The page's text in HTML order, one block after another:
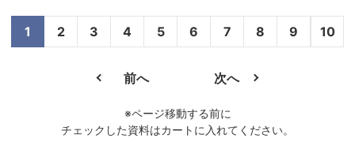
1 2 3 4 5 6 7 8 9 10
前へ 次へ
※ページ移動する前に
チェックした資料はカートに入れてください。